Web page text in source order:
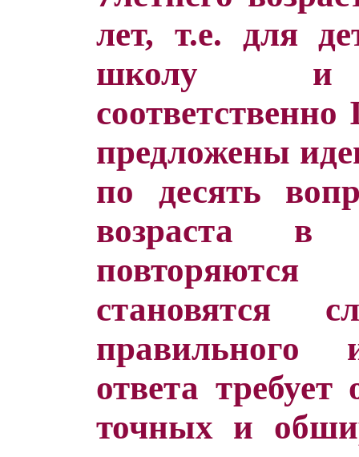
лет, т.е. для
школу и
предложены
по десять
возраста в
становятся
правильного
ответа требует
точных и